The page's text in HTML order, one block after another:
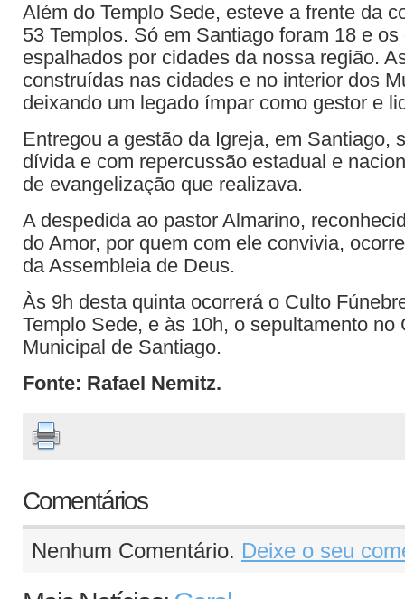
Além do Templo Sede, esteve a frente da
53 Templos. Só em Santiago foram 18 e
espalhados por cidades da nossa região.
construídas nas cidades e no interior dos
deixando um legado ímpar como gestor e
Entregou a gestão da Igreja, em Santiago,
dívida e com repercussão estadual e
de evangelização que realizava.
A despedida ao pastor Almarino,
do Amor, por quem com ele convivia,
da Assembleia de Deus.
Às 9h desta quinta ocorrerá o Culto
Templo Sede, e às 10h, o sepultamento no
Municipal de Santiago.
Fonte: Rafael Nemitz.
Comentários
Nenhum Comentário. Deixe o seu